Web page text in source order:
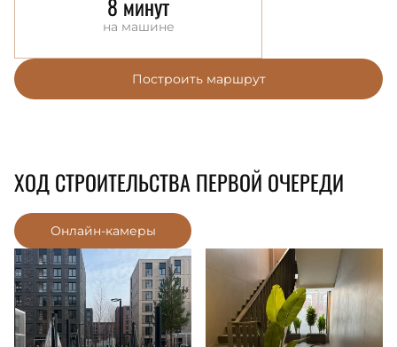
на машине
Построить маршрут
ХОД СТРОИТЕЛЬСТВА ПЕРВОЙ ОЧЕРЕДИ
Онлайн-камеры